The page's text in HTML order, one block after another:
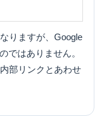
りますが、Google
ではありません。
部リンクとあわせ